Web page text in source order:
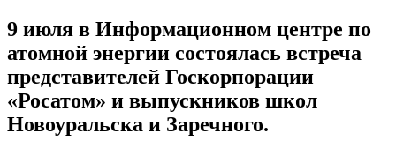
9 июля в Информационном центре по
атомной энергии состоялась встреча
представителей Госкорпорации
«Росатом» и выпускников школ
Новоуральска и Заречного.